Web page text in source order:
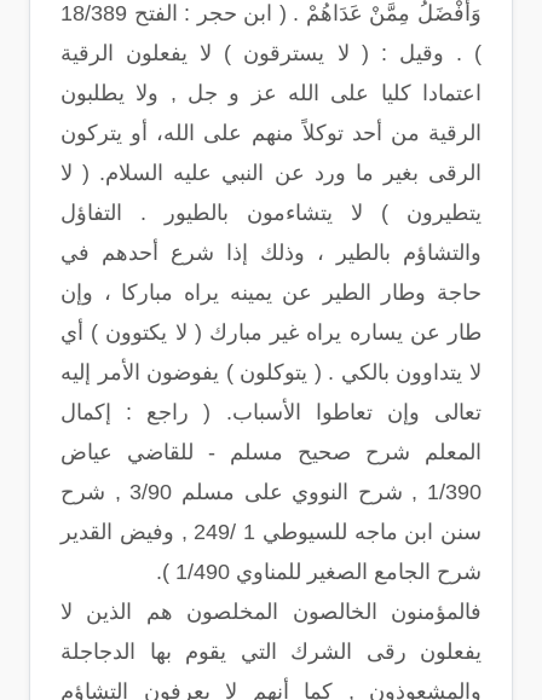
وَأَفْضَلُ مِمَّنْ عَدَاهُمْ . ( ابن حجر : الفتح 18/389
) . وقيل : ( لا يسترقون ) لا يفعلون الرقية
اعتمادا كليا على الله عز و جل , ولا يطلبون
الرقية من أحد توكلاً منهم على الله، أو يتركون
الرقى بغير ما ورد عن النبي عليه السلام. ( لا
يتطيرون ) لا يتشاءمون بالطيور . التفاؤل
والتشاؤم بالطير ، وذلك إذا شرع أحدهم في
حاجة وطار الطير عن يمينه يراه مباركا ، وإن
طار عن يساره يراه غير مبارك ( لا يكتوون ) أي
لا يتداوون بالكي . ( يتوكلون ) يفوضون الأمر إليه
تعالى وإن تعاطوا الأسباب. ( راجع : إكمال
المعلم شرح صحيح مسلم - للقاضي عياض
1/390 , شرح النووي على مسلم 3/90 , شرح
سنن ابن ماجه للسيوطي 1 /249 , وفيض القدير
شرح الجامع الصغير للمناوي 1/490 ).
فالمؤمنون الخالصون المخلصون هم الذين لا
يفعلون رقى الشرك التي يقوم بها الدجاجلة
والمشعوذون , كما أنهم لا يعرفون التشاؤم